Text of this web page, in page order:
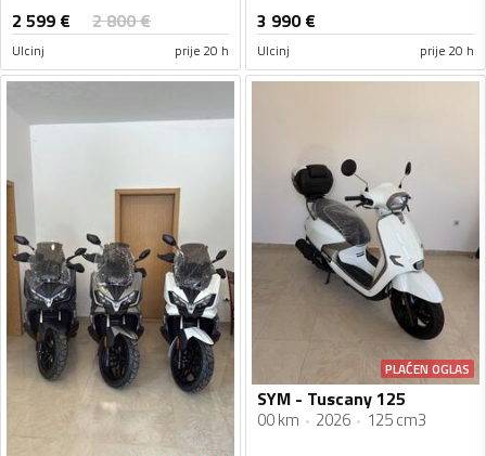
2 599 € 2 800€
Ulcinj prije 20 h
3 990€
Ulcinj prije 20 h
PLAĆEN OGLAS
SYM - Tuscany 125
00 km 2026 125 cm3